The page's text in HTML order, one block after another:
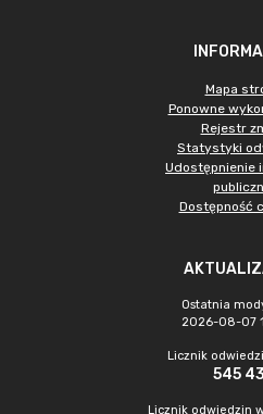
Mapa
Ponowne
Rejestr
Statystyki
Udostępnienie
Dostępność
Ostatnia
2026-08-07
Licznik
545
Licznik odwiedzin